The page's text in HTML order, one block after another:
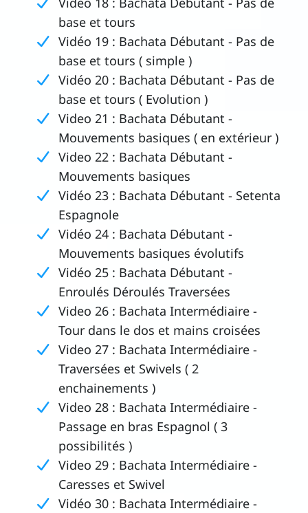
base et tours
Vidéo 19 : Bachata Débutant - Pas de
base et tours ( simple )
Vidéo 20 : Bachata Débutant - Pas de
base et tours ( Evolution )
Video 21 : Bachata Débutant -
Mouvements basiques ( en extérieur )
Video 22 : Bachata Débutant -
Mouvements basiques
Vidéo 23 : Bachata Débutant - Setenta
Espagnole
Vidéo 24 : Bachata Débutant -
Mouvements basiques évolutifs
Vidéo 25 : Bachata Débutant -
Enroulés Déroulés Traversées
Video 26 : Bachata Intermédiaire -
Tour dans le dos et mains croisées
Video 27 : Bachata Intermédiaire -
Traversées et Swivels ( 2
enchainements )
Video 28 : Bachata Intermédiaire -
Passage en bras Espagnol ( 3
possibilités )
Video 29 : Bachata Intermédiaire -
Caresses et Swivel
Vidéo 30 : Bachata Intermédiaire -